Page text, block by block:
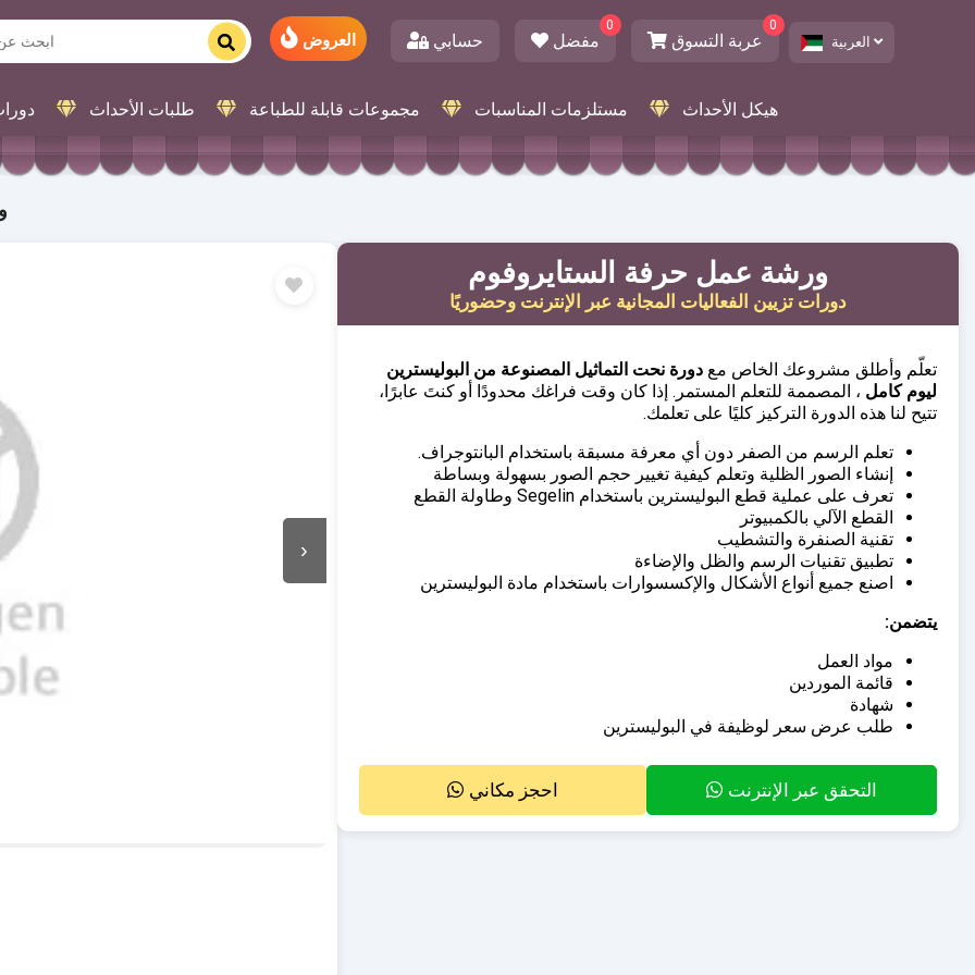
العروض حسابي مفضل
0
عربة التسوق
0
العربية
طلبات الأحداث مجموعات قابلة للطباعة مستلزمات المناسبات هيكل الأحداث
›
ورشة عمل حرفة الستايروفوم
دورات تزيين الفعاليات المجانية عبر الإنترنت وحضوريًا
تعلّم وأطلق مشروعك الخاص مع دورة نحت التماثيل المصنوعة من البوليسترين
ليوم كامل ، المصممة للتعلم المستمر. إذا كان وقت فراغك محدودًا أو كنتَ عابرًا،
تتيح لنا هذه الدورة التركيز كليًا على تعلمك.
تعلم الرسم من الصفر دون أي معرفة مسبقة باستخدام البانتوجراف.
إنشاء الصور الظلية وتعلم كيفية تغيير حجم الصور بسهولة وبساطة
تعرف على عملية قطع البوليسترين باستخدام Segelin وطاولة القطع
القطع الآلي بالكمبيوتر
تقنية الصنفرة والتشطيب
تطبيق تقنيات الرسم والظل والإضاءة
اصنع جميع أنواع الأشكال والإكسسوارات باستخدام مادة البوليسترين
يتضمن:
مواد العمل
قائمة الموردين
شهادة
طلب عرض سعر لوظيفة في البوليسترين
احجز مكاني التحقق عبر الإنترنت